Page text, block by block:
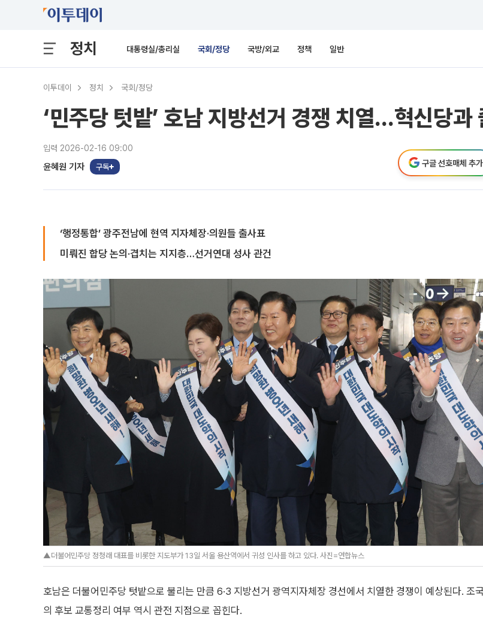
정치 대통령실/총리실 국회/정당 국방/외교 정책 일반
이투데이 정치 국회/정당
‘민주당 텃밭’ 호남 지방선거 경쟁 치열…혁신당과
입력 2026-02-16 09:00
윤혜원 기자 구독 구글 선호매체 추가
‘행정통합’ 광주전남에 현역 지자체장·의원들 출사표
미뤄진 합당 논의·겹치는 지지층…선거연대 성사 관건
▲더불어민주당 정청래 대표를 비롯한 지도부가 13일 서울 용산역에서 귀성 인사를 하고 있다. 사진=연합뉴스
호남은 더불어민주당 텃밭으로 불리는 만큼 6·3 지방선거 광역지자체장 경선에서 치열한 경쟁이 예상된다. 조
의 후보 교통정리 여부 역시 관전 지점으로 꼽힌다.